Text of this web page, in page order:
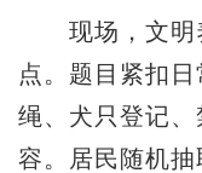
现场，文明
点。题目紧扣
绳、犬只登记
容。居民随机